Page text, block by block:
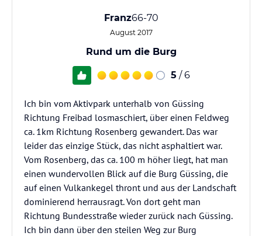
Franz66-70
August 2017
Rund um die Burg
5 / 6
Ich bin vom Aktivpark unterhalb von Güssing
Richtung Freibad losmaschiert, über einen Feldweg
ca. 1km Richtung Rosenberg gewandert. Das war
leider das einzige Stück, das nicht asphaltiert war.
Vom Rosenberg, das ca. 100 m höher liegt, hat man
einen wundervollen Blick auf die Burg Güssing, die
auf einen Vulkankegel thront und aus der Landschaft
dominierend herrausragt. Von dort geht man
Richtung Bundesstraße wieder zurück nach Güssing.
Ich bin dann über den steilen Weg zur Burg